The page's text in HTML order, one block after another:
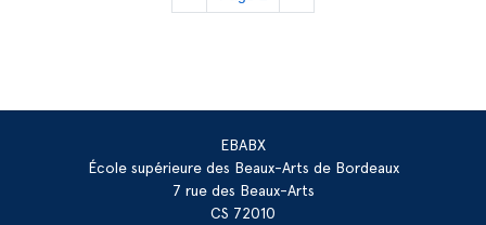
page
page
EBABX
École supérieure des Beaux-Arts de Bordeaux
7 rue des Beaux-Arts
CS 72010